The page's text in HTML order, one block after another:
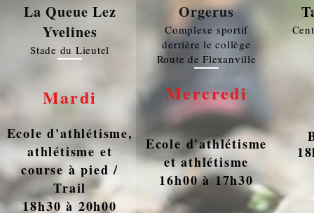
La Queue Lez
Yvelines
Stade du Lieutel
Mardi
Ecole d'athlétisme,
athlétisme et
course à pied /
Trail
18h30 à 20h00
Orgerus
Complexe sportif
derrière le collège
Route de Flexanville
Mercredi
Ecole d'athlétisme
et athlétisme
16h00 à 17h30